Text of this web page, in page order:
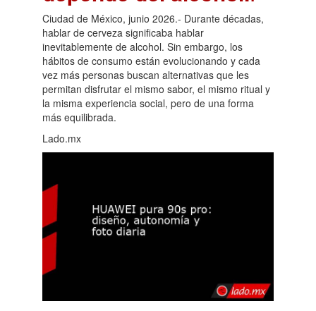
Ciudad de México, junio 2026.- Durante décadas,
hablar de cerveza significaba hablar
inevitablemente de alcohol. Sin embargo, los
hábitos de consumo están evolucionando y cada
vez más personas buscan alternativas que les
permitan disfrutar el mismo sabor, el mismo ritual y
la misma experiencia social, pero de una forma
más equilibrada.
Lado.mx